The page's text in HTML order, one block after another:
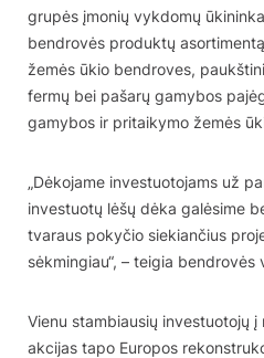
grupės įmonių vykdomų
bendrovės produktų
žemės ūkio bendroves,
fermų bei pašarų gamybos
gamybos ir pritaikymo žemės
„Dėkojame investuotojams už
investuotų lėšų dėka galėsime
tvaraus pokyčio siekiančius
sėkmingiau“, – teigia
Vienu stambiausių investuotojų į
akcijas tapo Europos